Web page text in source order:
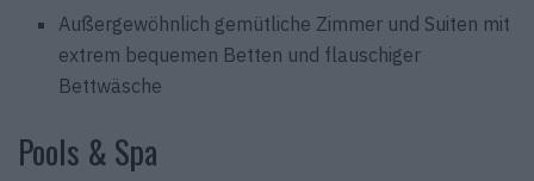
Außergewöhnlich gemütliche Zimmer und Suiten mit
extrem bequemen Betten und flauschiger
Bettwäsche
Pools & Spa